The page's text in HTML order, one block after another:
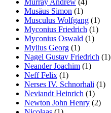
Musäus Simon (1)
Musculus Wolfgang (1)
Myconius Friedrich (1)
Myconius Oswald (1)
Mylius Georg (1)
Nagel Gustav Friedrich (1)
Neander Joachim (1)
Neff Felix (1)
Nerses IV. Schnorhali (1)
Neviandt Heinrich (1)
Newton John Henry (2)